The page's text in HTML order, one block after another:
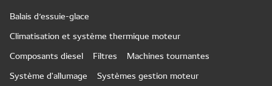
Balais d’essuie-glace
Climatisation et système thermique moteur
Composants diesel
Filtres
Machines tournantes
Système d'allumage
Systèmes gestion moteur